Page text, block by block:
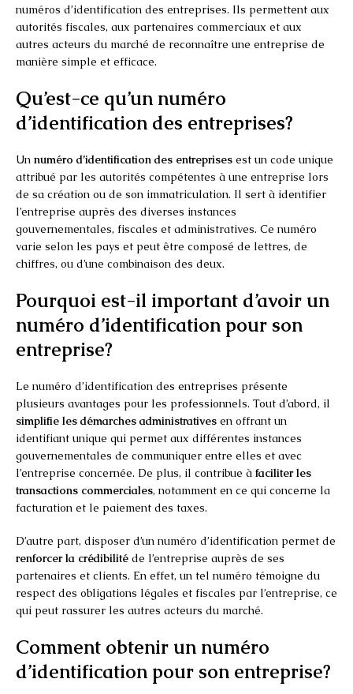
numéros d’identification des entreprises. Ils permettent aux
autorités fiscales, aux partenaires commerciaux et aux
autres acteurs du marché de reconnaître une entreprise de
manière simple et efficace.
Qu’est-ce qu’un numéro
d’identification des entreprises?
Un numéro d’identification des entreprises est un code unique
attribué par les autorités compétentes à une entreprise lors
de sa création ou de son immatriculation. Il sert à identifier
l’entreprise auprès des diverses instances
gouvernementales, fiscales et administratives. Ce numéro
varie selon les pays et peut être composé de lettres, de
chiffres, ou d’une combinaison des deux.
Pourquoi est-il important d’avoir un
numéro d’identification pour son
entreprise?
Le numéro d’identification des entreprises présente
plusieurs avantages pour les professionnels. Tout d’abord, il
simplifie les démarches administratives en offrant un
identifiant unique qui permet aux différentes instances
gouvernementales de communiquer entre elles et avec
l’entreprise concernée. De plus, il contribue à faciliter les
transactions commerciales, notamment en ce qui concerne la
facturation et le paiement des taxes.
D’autre part, disposer d’un numéro d’identification permet de
renforcer la crédibilité de l’entreprise auprès de ses
partenaires et clients. En effet, un tel numéro témoigne du
respect des obligations légales et fiscales par l’entreprise, ce
qui peut rassurer les autres acteurs du marché.
Comment obtenir un numéro
d’identification pour son entreprise?